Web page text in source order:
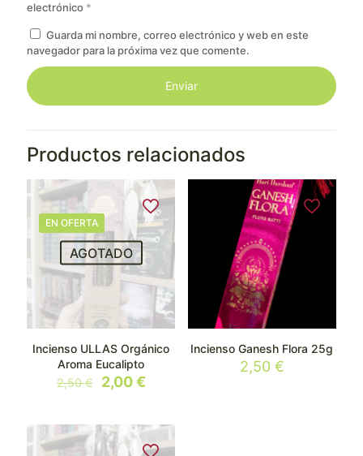
electrónico *
Guarda mi nombre, correo electrónico y web en este
navegador para la próxima vez que comente.
Productos relacionados
EN OFERTA
AGOTADO
Incienso ULLAS Orgánico
Aroma Eucalipto
2,50€
El
precio
era:
2,50 €.
2,00€El
es:
2,00 €.
Incienso Ganesh Flora 25g
2,50 €